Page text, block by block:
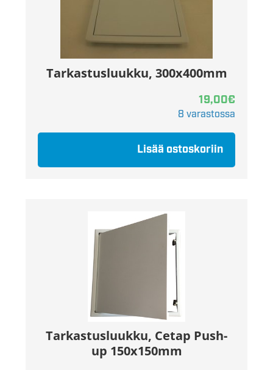
Tarkastusluukku, 300x400mm
19,00€
8 varastossa
Lisää ostoskoriin
Tarkastusluukku, Cetap Push-
up 150x150mm